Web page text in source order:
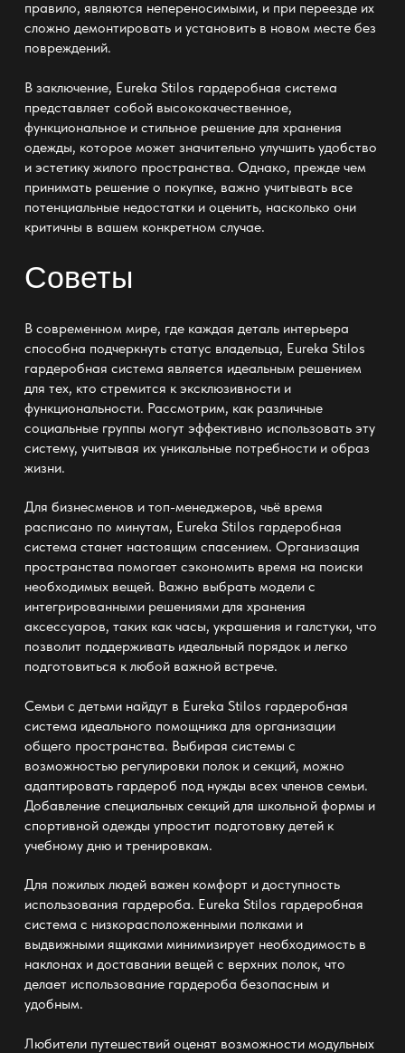
правило, являются непереносимыми, и при переезде их
сложно демонтировать и установить в новом месте без
повреждений.
В заключение, Eureka Stilos гардеробная система
представляет собой высококачественное,
функциональное и стильное решение для хранения
одежды, которое может значительно улучшить удобство
и эстетику жилого пространства. Однако, прежде чем
принимать решение о покупке, важно учитывать все
потенциальные недостатки и оценить, насколько они
критичны в вашем конкретном случае.
Советы
В современном мире, где каждая деталь интерьера
способна подчеркнуть статус владельца, Eureka Stilos
гардеробная система является идеальным решением
для тех, кто стремится к эксклюзивности и
функциональности. Рассмотрим, как различные
социальные группы могут эффективно использовать эту
систему, учитывая их уникальные потребности и образ
жизни.
Для бизнесменов и топ-менеджеров, чьё время
расписано по минутам, Eureka Stilos гардеробная
система станет настоящим спасением. Организация
пространства помогает сэкономить время на поиски
необходимых вещей. Важно выбрать модели с
интегрированными решениями для хранения
аксессуаров, таких как часы, украшения и галстуки, что
позволит поддерживать идеальный порядок и легко
подготовиться к любой важной встрече.
Семьи с детьми найдут в Eureka Stilos гардеробная
система идеального помощника для организации
общего пространства. Выбирая системы с
возможностью регулировки полок и секций, можно
адаптировать гардероб под нужды всех членов семьи.
Добавление специальных секций для школьной формы и
спортивной одежды упростит подготовку детей к
учебному дню и тренировкам.
Для пожилых людей важен комфорт и доступность
использования гардероба. Eureka Stilos гардеробная
система с низкорасположенными полками и
выдвижными ящиками минимизирует необходимость в
наклонах и доставании вещей с верхних полок, что
делает использование гардероба безопасным и
удобным.
Любители путешествий оценят возможности модульных